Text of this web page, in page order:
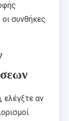
συνθήκες
ελέγξτε αν